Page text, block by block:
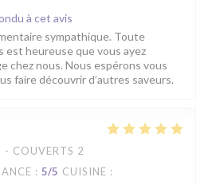
à cet avis
sympathique. Toute
est heureuse que vous ayez
chez nous. Nous espérons vous
faire découvrir d’autres saveurs.
COUVERTS 2
: 5/5 CUISINE :